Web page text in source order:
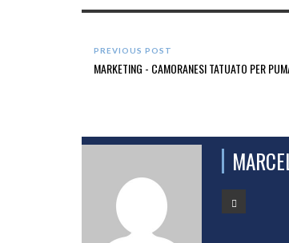
PREVIOUS POST
MARKETING - CAMORANESI TATUATO PER